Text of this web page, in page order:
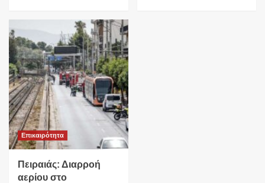
Επικαιρότητα
Πειραιάς: Διαρροή
αερίου στο